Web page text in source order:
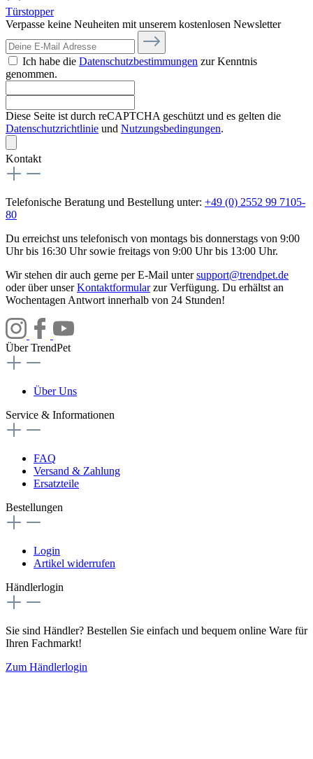
Türstopper
Verpasse keine Neuheiten mit unserem kostenlosen Newsletter
Ich habe die Datenschutzbestimmungen zur Kenntnis
genommen.
Diese Seite ist durch reCAPTCHA geschützt und es gelten die
Datenschutzrichtlinie und Nutzungsbedingungen.
Kontakt
Telefonische Beratung und Bestellung unter: +49 (0) 2552 99 7105-
80
Du erreichst uns telefonisch von montags bis donnerstags von 9:00
Uhr bis 16:30 Uhr sowie freitags von 9:00 Uhr bis 13:00 Uhr.
Wir stehen dir auch gerne per E-Mail untersupport@trendpet.de
oder über unserKontaktformularzur Verfügung. Du erhältst an
Wochentagen Antwort innerhalb von 24 Stunden!
Über TrendPet
Über Uns
Service & Informationen
FAQ
Versand & Zahlung
Ersatzteile
Bestellungen
Login
Artikel widerrufen
Händlerlogin
Sie sind Händler? Bestellen Sie einfach und bequem online Ware für
Ihren Fachmarkt!
Zum Händlerlogin